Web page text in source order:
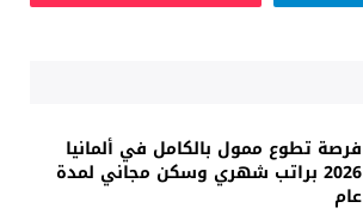
فرصة تطوع ممول بالكامل في ألمانيا
2026 براتب شهري وسكن مجاني لمدة
عام